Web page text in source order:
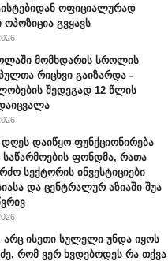
ოფიციალურად
გვყავს
მომხდარის სროლის
რიცხვი გაიზარდა -
შედეგად 12 წლის
დაიწყო ფუნქციონირება
საწარმოების ფონდმა, რათა
სექტორის ინვესტიციები
და ცენტრალურ აზიაში შუა
არც ისეთი სულელი უნდა იყოს
რომ ვერ ხვდებოდეს რა თქვა